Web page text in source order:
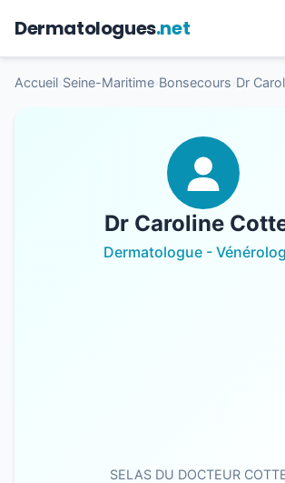
Dermatologues.net
Accueil Seine-Maritime Bonsecours Dr
Dr Caroline
Dermatologue -
SELAS DU DOCTEUR